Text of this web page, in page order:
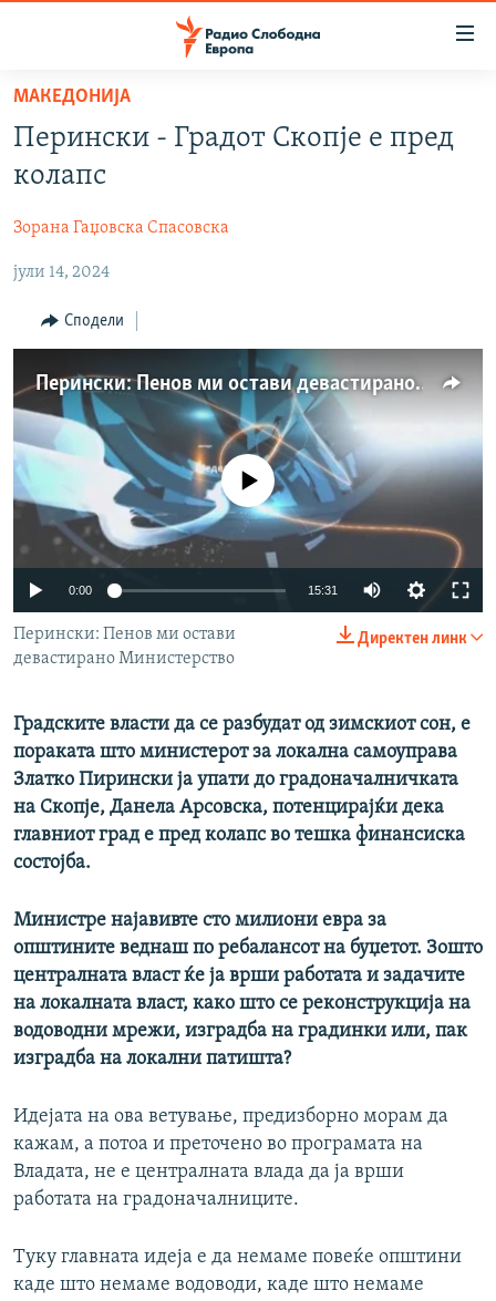
Оди
содржината
Оди
главната
Премини
СВЕТ
ВЕСТИ
ШТО ТРЕБА ДА ЗНАЕТЕ
ПРИЈАВИ СЕ ЗА ЊУЗЛЕТЕР
СЛЕДЕТЕ НЕ
РСЕ веб страници
МАКЕДОНИЈА
Перински - Градот Скопје е пред
колапс
Зорана Гаџовска Спасовска
јули 14, 2024
Сподели
Перински: Пенов ми остави девастирано Mинистерство
720p
No media source currently available
0:00 15:31
1080p
Директен линк
Перински: Пенов ми остави
девастирано Mинистерство
Градските власти да се разбудат од зимскиот сон, е
пораката што министерот за локална самоуправа
Златко Пирински ја упати до градоначалничката
на Скопје, Данела Арсовска, потенцирајќи дека
главниот град е пред колапс во тешка финансиска
состојба.
Министре најавивте сто милиони евра за
општините веднаш по ребалансот на буџетот. Зошто
централната власт ќе ја врши работата и задачите
на локалната власт, како што се реконструкција на
водоводни мрежи, изградба на градинки или, пак
изградба на локални патишта?
Идејата на ова ветување, предизборно морам да
кажам, а потоа и преточено во програмата на
Владата, не е централната влада да ја врши
работата на градоначалниците.
Туку главната идеја е да немаме повеќе општини
каде што немаме водоводи, каде што немаме